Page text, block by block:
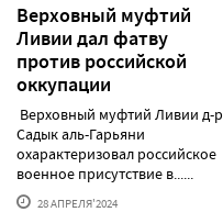
Верховный муфтий
Ливии дал фатву
против российской
оккупации
Верховный муфтий Ливии д-р
Садык аль-Гарьяни
охарактеризовал российское
военное присутствие в......
28 АПРЕЛЯ'2024